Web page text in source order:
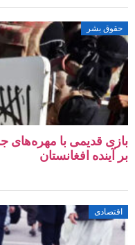
حقوق بشر
بازی قدیمی با مهره‌های
بر آینده افغانستان
اقتصادی